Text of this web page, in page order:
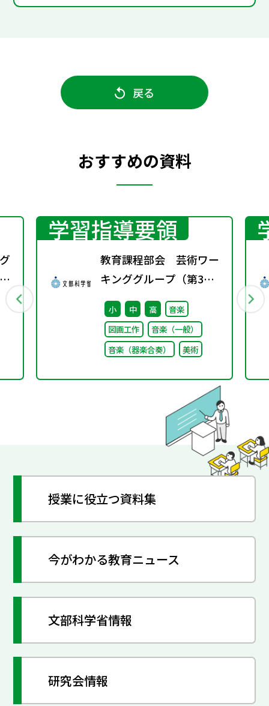
戻る
おすすめの資料
学習指導要領
教育課程部会 芸術ワー
キンググループ（第3
回）配付資料
小 中 高
音楽
図画工作
音楽（一般）
音楽（器楽合奏）
美術
授業に役立つ資料集
今がわかる教育ニュース
文部科学省情報
研究会情報